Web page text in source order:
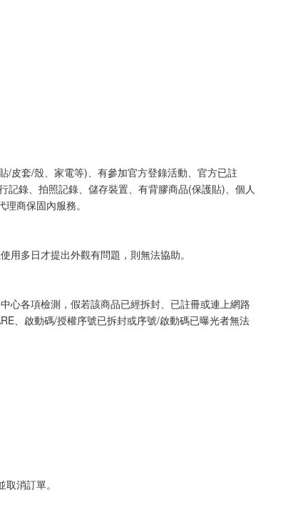
/皮套/殼、家電等)、有參加官方登錄活動、官方已註
錄、拍照記錄、儲存裝置、有背膠商品(保護貼)、個人
商保固內服務。
多日才提出外觀有問題，則無法協助。
心各項檢測，假若該商品已經拆封、已註冊或連上網路
、啟動碼/授權序號已拆封或序號/啟動碼已曝光者無法
消訂單。